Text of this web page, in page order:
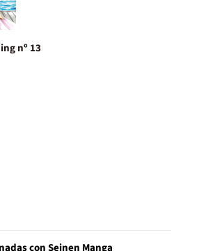
nº 13
con Seinen Manga